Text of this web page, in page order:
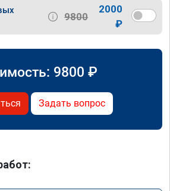
9800
2000
₽
9800 ₽
Задать вопрос